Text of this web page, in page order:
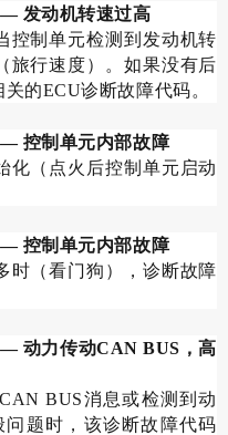
— 发动机转速过高
控制单元检测到发动机转
旅行速度）。如果没有后
关的ECU诊断故障代码。
— 控制单元内部故障
化（点火后控制单元启动
— 控制单元内部故障
时（看门狗），诊断故障
— 动力传动CAN BUS ，高
CAN BUS消息或检测到动
问题时，该诊断故障代码